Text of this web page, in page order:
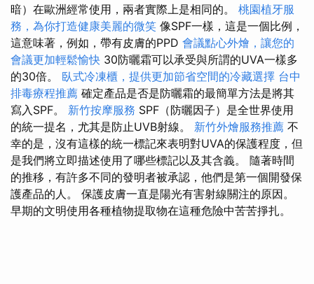
暗）在歐洲經常使用，兩者實際上是相同的。 桃園植牙服
務，為你打造健康美麗的微笑 像SPF一樣，這是一個比例，
這意味著，例如，帶有皮膚的PPD 會議點心外燴，讓您的
會議更加輕鬆愉快 30防曬霜可以承受與所謂的UVA一樣多
的30倍​​。 臥式冷凍櫃，提供更加節省空間的冷藏選擇 台中
排毒療程推薦 確定產品是否是防曬霜的最簡單方法是將其
寫入SPF。 新竹按摩服務 SPF（防曬因子）是全世界使用
的統一提名，尤其是防止UVB射線。 新竹外燴服務推薦 不
幸的是，沒有這樣的統一標記來表明對UVA的保護程度，但
是我們將立即描述使用了哪些標記以及其含義。 隨著時間
的推移，有許多不同的發明者被承認，他們是第一個開發保
護產品的人。 保護皮膚一直是陽光有害射線關注的原因。
早期的文明使用各種植物提取物在這種危險中苦苦掙扎。